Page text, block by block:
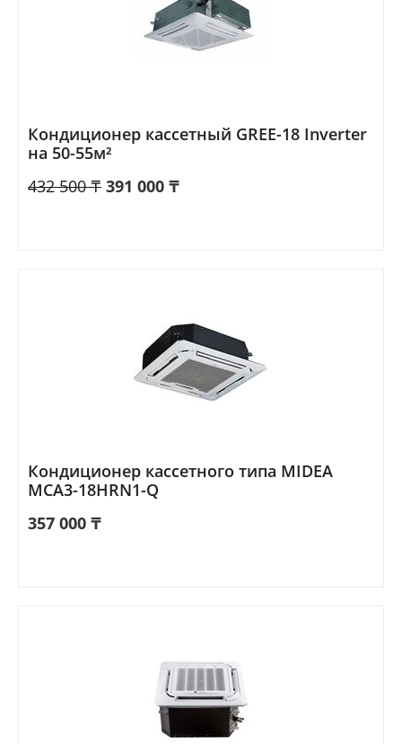
Кондиционер кассетный GREE-18 Inverter
на 50-55м²
432 500 ₸ 391 000 ₸
Кондиционер кассетного типа MIDEA
MCA3-18HRN1-Q
357 000 ₸